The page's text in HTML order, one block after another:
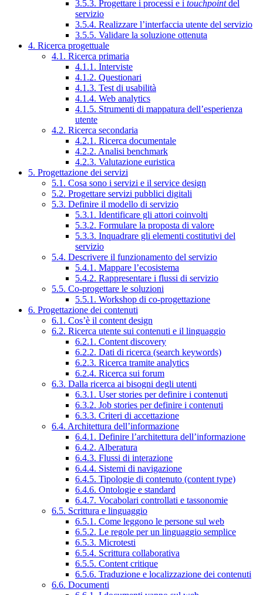
3.5.3. Progettare i processi e i touchpointdel
servizio
3.5.4. Realizzare l’interfaccia utente del servizio
3.5.5. Validare la soluzione ottenuta
4. Ricerca progettuale
4.1. Ricerca primaria
4.1.1. Interviste
4.1.2. Questionari
4.1.3. Test di usabilità
4.1.4. Web analytics
4.1.5. Strumenti di mappatura dell’esperienza
utente
4.2. Ricerca secondaria
4.2.1. Ricerca documentale
4.2.2. Analisi benchmark
4.2.3. Valutazione euristica
5. Progettazione dei servizi
5.1. Cosa sono i servizi e il service design
5.2. Progettare servizi pubblici digitali
5.3. Definire il modello di servizio
5.3.1. Identificare gli attori coinvolti
5.3.2. Formulare la proposta di valore
5.3.3. Inquadrare gli elementi costitutivi del
servizio
5.4. Descrivere il funzionamento del servizio
5.4.1. Mappare l’ecosistema
5.4.2. Rappresentare i flussi di servizio
5.5. Co-progettare le soluzioni
5.5.1. Workshop di co-progettazione
6. Progettazione dei contenuti
6.1. Cos’è il content design
6.2. Ricerca utente sui contenuti e il linguaggio
6.2.1. Content discovery
6.2.2. Dati di ricerca (search keywords)
6.2.3. Ricerca tramite analytics
6.2.4. Ricerca sui forum
6.3. Dalla ricerca ai bisogni degli utenti
6.3.1. User stories per definire i contenuti
6.3.2. Job stories per definire i contenuti
6.3.3. Criteri di accettazione
6.4. Architettura dell’informazione
6.4.1. Definire l’architettura dell’informazione
6.4.2. Alberatura
6.4.3. Flussi di interazione
6.4.4. Sistemi di navigazione
6.4.5. Tipologie di contenuto (content type)
6.4.6. Ontologie e standard
6.4.7. Vocabolari controllati e tassonomie
6.5. Scrittura e linguaggio
6.5.1. Come leggono le persone sul web
6.5.2. Le regole per un linguaggio semplice
6.5.3. Microtesti
6.5.4. Scrittura collaborativa
6.5.5. Content critique
6.5.6. Traduzione e localizzazione dei contenuti
6.6. Documenti